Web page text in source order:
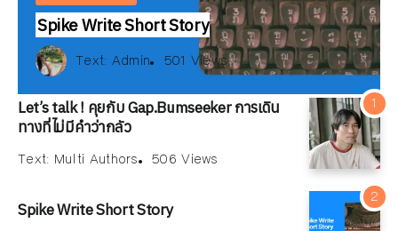
ณัฐพงษ์ วิมลรัตน์ 169 Views
Multi Authors 506 Views
Spike Write Short Story
Text: Admin 501 Views
Text: วัลคุ์วดี ชุมจุล 257 Views
Text: สมลดา เนียมละมูล
178 Views
Text: ณัฐพงษ์ วิมลรัตน์ 169 Views
Text: Multi Authors 506 Views
Let’s talk ! คุยกับ Gap.Bumseeker การเดิน
ทางที่ไม่มีคำว่ากลัว
Text: Multi Authors 506 Views
Spike Write Short Story